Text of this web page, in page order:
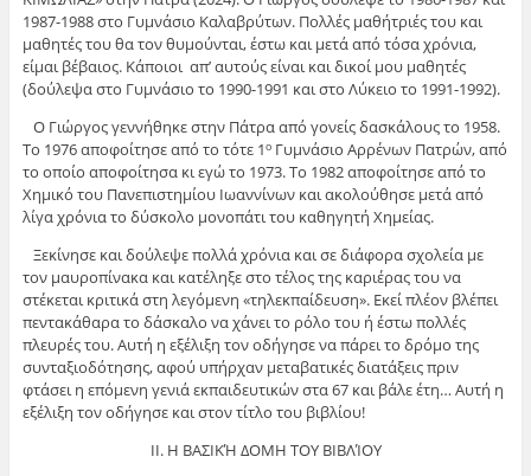
1987-1988 στο Γυμνάσιο Καλαβρύτων. Πολλές μαθήτριές του και
μαθητές του θα τον θυμούνται, έστω και μετά από τόσα χρόνια,
είμαι βέβαιος. Κάποιοι απ’ αυτούς είναι και δικοί μου μαθητές
(δούλεψα στο Γυμνάσιο το 1990-1991 και στο Λύκειο το 1991-1992).
Ο Γιώργος γεννήθηκε στην Πάτρα από γονείς δασκάλους το 1958.
Το 1976 αποφοίτησε από το τότε 1οΓυμνάσιο Αρρένων Πατρών, από
το οποίο αποφοίτησα κι εγώ το 1973. Το 1982 αποφοίτησε από το
Χημικό του Πανεπιστημίου Ιωαννίνων και ακολούθησε μετά από
λίγα χρόνια το δύσκολο μονοπάτι του καθηγητή Χημείας.
Ξεκίνησε και δούλεψε πολλά χρόνια και σε διάφορα σχολεία με
τον μαυροπίνακα και κατέληξε στο τέλος της καριέρας του να
στέκεται κριτικά στη λεγόμενη «τηλεκπαίδευση». Εκεί πλέον βλέπει
πεντακάθαρα το δάσκαλο να χάνει το ρόλο του ή έστω πολλές
πλευρές του. Αυτή η εξέλιξη τον οδήγησε να πάρει το δρόμο της
συνταξιοδότησης, αφού υπήρχαν μεταβατικές διατάξεις πριν
φτάσει η επόμενη γενιά εκπαιδευτικών στα 67 και βάλε έτη… Αυτή η
εξέλιξη τον οδήγησε και στον τίτλο του βιβλίου!
ΙΙ. Η ΒΑΣΙΚΉ ΔΟΜΗ ΤΟΥ ΒΙΒΛΊΟΥ